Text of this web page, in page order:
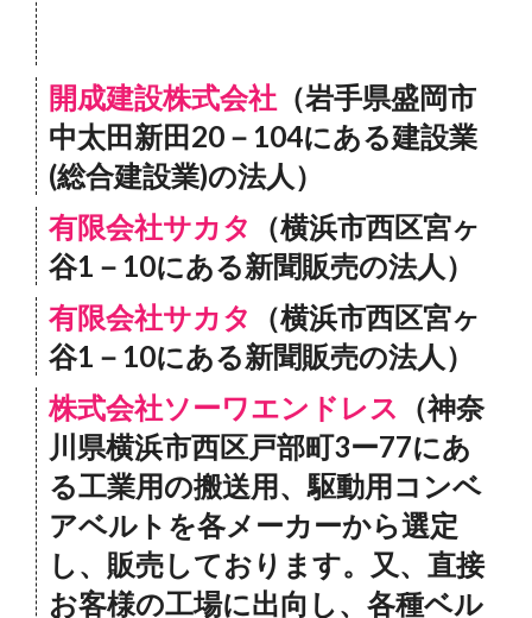
開成建設株式会社 （岩手県盛岡市
中太田新田20－104にある建設業
(総合建設業)の法人）
有限会社サカタ
（横浜市西区宮ヶ
谷1－10にある新聞販売の法人）
有限会社サカタ
（横浜市西区宮ヶ
谷1－10にある新聞販売の法人）
株式会社ソーワエンドレス
（神奈
川県横浜市西区戸部町3ー77にあ
る工業用の搬送用、駆動用コンベ
アベルトを各メーカーから選定
し、販売しております。又、直接
お客様の工場に出向し、各種ベル